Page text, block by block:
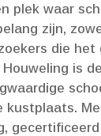
plek waar
zijn,
die het
is
kustplaats.​